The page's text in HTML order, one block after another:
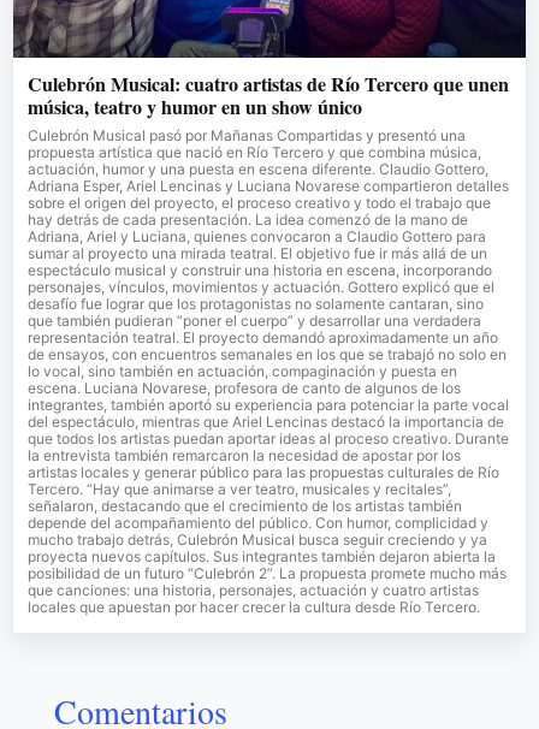
Culebrón Musical: cuatro artistas de Río Tercero que unen
música, teatro y humor en un show único
Culebrón Musical pasó por Mañanas Compartidas y presentó una
propuesta artística que nació en Río Tercero y que combina música,
actuación, humor y una puesta en escena diferente. Claudio Gottero,
Adriana Esper, Ariel Lencinas y Luciana Novarese compartieron detalles
sobre el origen del proyecto, el proceso creativo y todo el trabajo que
hay detrás de cada presentación. La idea comenzó de la mano de
Adriana, Ariel y Luciana, quienes convocaron a Claudio Gottero para
sumar al proyecto una mirada teatral. El objetivo fue ir más allá de un
espectáculo musical y construir una historia en escena, incorporando
personajes, vínculos, movimientos y actuación. Gottero explicó que el
desafío fue lograr que los protagonistas no solamente cantaran, sino
que también pudieran “poner el cuerpo” y desarrollar una verdadera
representación teatral. El proyecto demandó aproximadamente un año
de ensayos, con encuentros semanales en los que se trabajó no solo en
lo vocal, sino también en actuación, compaginación y puesta en
escena. Luciana Novarese, profesora de canto de algunos de los
integrantes, también aportó su experiencia para potenciar la parte vocal
del espectáculo, mientras que Ariel Lencinas destacó la importancia de
que todos los artistas puedan aportar ideas al proceso creativo. Durante
la entrevista también remarcaron la necesidad de apostar por los
artistas locales y generar público para las propuestas culturales de Río
Tercero. “Hay que animarse a ver teatro, musicales y recitales”,
señalaron, destacando que el crecimiento de los artistas también
depende del acompañamiento del público. Con humor, complicidad y
mucho trabajo detrás, Culebrón Musical busca seguir creciendo y ya
proyecta nuevos capítulos. Sus integrantes también dejaron abierta la
posibilidad de un futuro “Culebrón 2”. La propuesta promete mucho más
que canciones: una historia, personajes, actuación y cuatro artistas
locales que apuestan por hacer crecer la cultura desde Río Tercero.
Comentarios